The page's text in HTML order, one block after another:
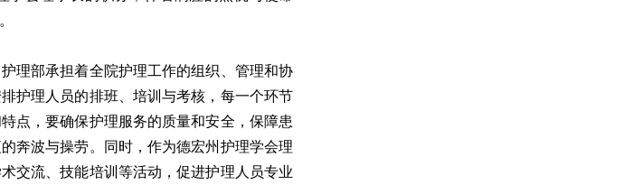
理部承担着全院护理工作的组织、管理和协
护理人员的排班、培训与考核，每一个环节
点，要确保护理服务的质量和安全，保障患
奔波与操劳。同时，作为德宏州护理学会理
交流、技能培训等活动，促进护理人员专业